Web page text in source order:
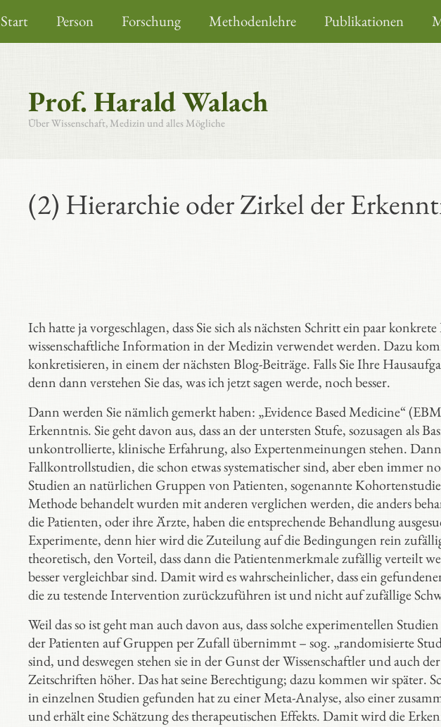
Inhalt
springen
Start Person Forschung Methodenlehre Publikationen
Prof. Harald Walach
Über Wissenschaft, Medizin und alles Mögliche
(2) Hierarchie oder Zirkel der
Ich hatte ja vorgeschlagen, dass Sie sich als nächsten Schritt ein paar
wissenschaftliche Information in der Medizin verwendet werden. Dazu
konkretisieren, in einem der nächsten Blog-Beiträge. Falls Sie Ihre
denn dann verstehen Sie das, was ich jetzt sagen werde, noch besser.
Dann werden Sie nämlich gemerkt haben: „Evidence Based Medicine“
Erkenntnis. Sie geht davon aus, dass an der untersten Stufe, sozusagen als
unkontrollierte, klinische Erfahrung, also Expertenmeinungen stehen.
Fallkontrollstudien, die schon etwas systematischer sind, aber eben immer
Studien an natürlichen Gruppen von Patienten, sogenannte
Methode behandelt wurden mit anderen verglichen werden, die anders
die Patienten, oder ihre Ärzte, haben die entsprechende Behandlung
Experimente, denn hier wird die Zuteilung auf die Bedingungen rein
theoretisch, den Vorteil, dass dann die Patientenmerkmale zufällig verteilt
besser vergleichbar sind. Damit wird es wahrscheinlicher, dass ein
die zu testende Intervention zurückzuführen ist und nicht auf zufällige
Weil das so ist geht man auch davon aus, dass solche experimentellen
der Patienten auf Gruppen per Zufall übernimmt – sog. „randomisierte
sind, und deswegen stehen sie in der Gunst der Wissenschaftler und auch
Zeitschriften höher. Das hat seine Berechtigung; dazu kommen wir später.
in einzelnen Studien gefunden hat zu einer Meta-Analyse, also einer
und erhält eine Schätzung des therapeutischen Effekts. Damit wird die